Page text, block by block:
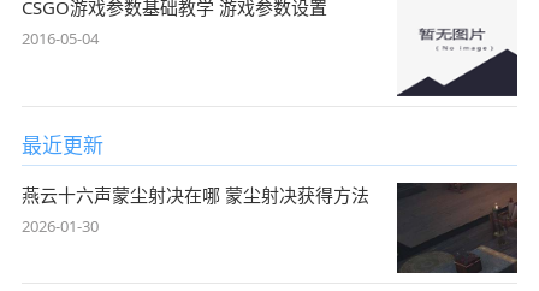
CSGO游戏参数基础教学 游戏参数设置
2016-05-04
最近更新
燕云十六声蒙尘射决在哪 蒙尘射决获得方法
2026-01-30